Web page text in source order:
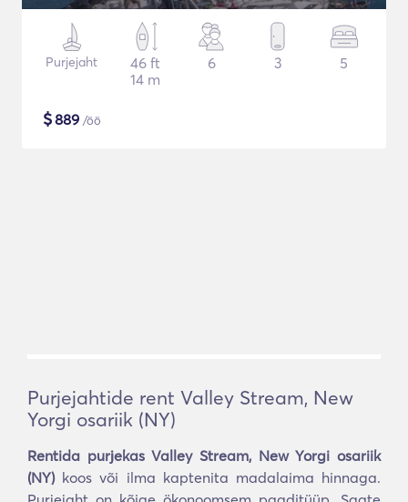
Purjejaht
46 ft
14 m
6 3 5
$889 /öö
Purjejahtide rent Valley Stream, New
Yorgi osariik (NY)
Rentida purjekas Valley Stream, New Yorgi osariik
(NY)koos või ilma kaptenita madalaima hinnaga.